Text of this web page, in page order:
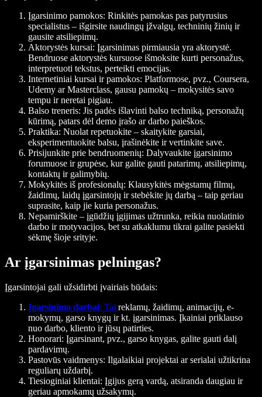
Įgarsinimo pamokos: Rinkitės pamokas pas patyrusius
specialistus – išgirsite naudingų įžvalgų, techninių žinių ir
gausite atsiliepimų.
Aktorystės kursai: Įgarsinimas pirmiausia yra aktorystė.
Bendruose aktorystės kursuose išmoksite kurti personažus,
interpretuoti tekstus, perteikti emocijas.
Internetiniai kursai ir pamokos: Platformose, pvz., Coursera,
Udemy ar Masterclass, gausu pamokų – mokysitės savo
tempu ir neretai pigiau.
Balso treneris: Jis padės išlavinti balso techniką, personažų
kūrimą, patars dėl demo įrašo ar darbo paieškos.
Praktika: Nuolat repetuokite – skaitykite garsiai,
eksperimentuokite balsu, įrašinėkite ir vertinkite save.
Prisijunkite prie bendruomenių: Dalyvaukite įgarsinimo
forumuose ir grupėse, kur galite gauti patarimų, atsiliepimų,
kontaktų ir galimybių.
Mokykitės iš profesionalų: Klausykitės mėgstamų filmų,
žaidimų, laidų įgarsintojų ir stebėkite jų darbą – taip geriau
suprasite, kaip jie kuria personažus.
Nepamirškite – įgūdžių įgijimas užtrunka, reikia nuolatinio
darbo ir motyvacijos, bet su atkaklumu tikrai galite pasiekti
sėkmę šioje srityje.
Ar įgarsinimas pelningas?
Įgarsintojai gali užsidirbti įvairiais būdais:
Įgarsinimo darbai: Tai reklamų, žaidimų, animacijų, e-
mokymų, garso knygų ir kt. įgarsinimas. Įkainiai priklauso
nuo darbo, kliento ir jūsų patirties.
Honorari: Įgarsinant, pvz., garso knygas, galite gauti dalį
pardavimų.
Pastovūs vaidmenys: Ilgalaikiai projektai ar serialai užtikrina
reguliarų uždarbį.
Tiesioginiai klientai: Įgijus gerą vardą, atsiranda daugiau ir
geriau apmokamų užsakymų.